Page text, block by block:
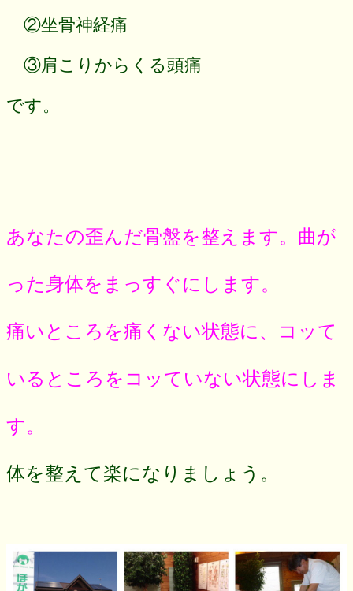
②坐骨神経痛
③肩こりからくる頭痛
です。
あなたの歪んだ骨盤を整えます。曲が
った身体をまっすぐにします。
痛いところを痛くない状態に、コッて
いるところをコッていない状態にしま
す。
体を整えて楽になりましょう。